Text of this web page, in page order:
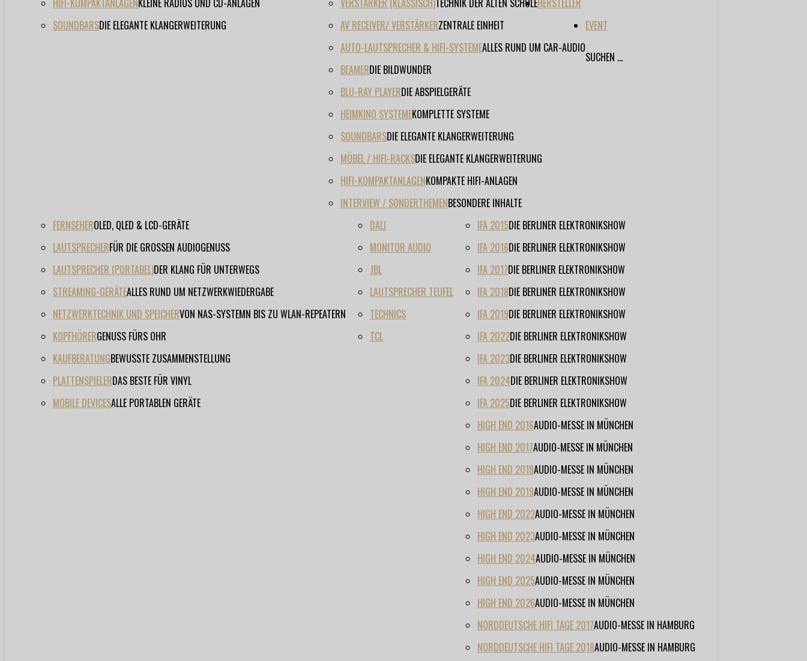
HIFI-KOMPAKTANLAGENKLEINE RADIOS UND CD-ANLAGEN
SOUNDBARSDIE ELEGANTE KLANGERWEITERUNG
VERSTÄRKER (KLASSISCH)TECHNIK DER ALTEN SCHULE
AV RECEIVER/ VERSTÄRKERZENTRALE EINHEIT
AUTO-LAUTSPRECHER & HIFI-SYSTEMEALLES RUND UM CAR-AUDIO
BEAMERDIE BILDWUNDER
BLU-RAY PLAYERDIE ABSPIELGERÄTE
HEIMKINO SYSTEMEKOMPLETTE SYSTEME
SOUNDBARSDIE ELEGANTE KLANGERWEITERUNG
MÖBEL / HIFI-RACKSDIE ELEGANTE KLANGERWEITERUNG
HIFI-KOMPAKTANLAGENKOMPAKTE HIFI-ANLAGEN
INTERVIEW / SONDERTHEMENBESONDERE INHALTE
FERNSEHEROLED, QLED & LCD-GERÄTE
LAUTSPRECHERFÜR DIE GROSSEN AUDIOGENUSS
LAUTSPRECHER (PORTABEL)DER KLANG FÜR UNTERWEGS
STREAMING-GERÄTEALLES RUND UM NETZWERKWIEDERGABE
NETZWERKTECHNIK UND SPEICHERVON NAS-SYSTEMN BIS ZU WLAN-REPEATERN
KOPFHÖRERGENUSS FÜRS OHR
KAUFBERATUNGBEWUSSTE ZUSAMMENSTELLUNG
PLATTENSPIELERDAS BESTE FÜR VINYL
MOBILE DEVICESALLE PORTABLEN GERÄTE
HERSTELLER
DALI
MONITOR AUDIO
JBL
LAUTSPRECHER TEUFEL
TECHNICS
TCL
EVENT
IFA 2015DIE BERLINER ELEKTRONIKSHOW
IFA 2016DIE BERLINER ELEKTRONIKSHOW
IFA 2017DIE BERLINER ELEKTRONIKSHOW
IFA 2018DIE BERLINER ELEKTRONIKSHOW
IFA 2019DIE BERLINER ELEKTRONIKSHOW
IFA 2022DIE BERLINER ELEKTRONIKSHOW
IFA 2023DIE BERLINER ELEKTRONIKSHOW
IFA 2024DIE BERLINER ELEKTRONIKSHOW
IFA 2025DIE BERLINER ELEKTRONIKSHOW
HIGH END 2016AUDIO-MESSE IN MÜNCHEN
HIGH END 2017AUDIO-MESSE IN MÜNCHEN
HIGH END 2018AUDIO-MESSE IN MÜNCHEN
HIGH END 2019AUDIO-MESSE IN MÜNCHEN
HIGH END 2022AUDIO-MESSE IN MÜNCHEN
HIGH END 2023AUDIO-MESSE IN MÜNCHEN
HIGH END 2024AUDIO-MESSE IN MÜNCHEN
HIGH END 2025AUDIO-MESSE IN MÜNCHEN
HIGH END 2026AUDIO-MESSE IN MÜNCHEN
NORDDEUTSCHE HIFI TAGE 2017AUDIO-MESSE IN HAMBURG
NORDDEUTSCHE HIFI TAGE 2018AUDIO-MESSE IN HAMBURG
SUCHEN ...